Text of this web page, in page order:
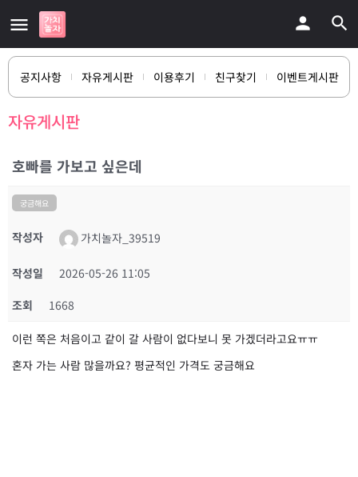
공지사항 자유게시판 이용후기 친구찾기 이벤트게시판
자유게시판
호빠를 가보고 싶은데
궁금해요
작성자 가치놀자_39519
작성일
2026-05-26 11:05
조회
1668
이런 쪽은 처음이고 같이 갈 사람이 없다보니 못 가겠더라고요ㅠㅠ
혼자 가는 사람 많을까요? 평균적인 가격도 궁금해요